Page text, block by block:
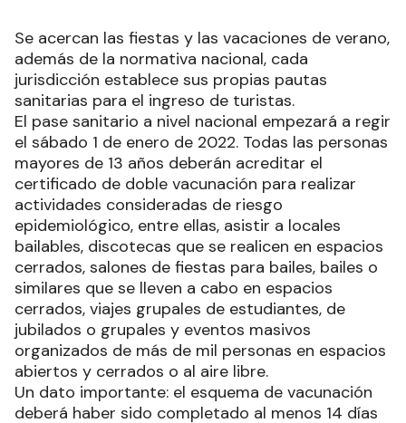
Se acercan las fiestas y las vacaciones de verano,
además de la normativa nacional, cada
jurisdicción establece sus propias pautas
sanitarias para el ingreso de turistas.
El pase sanitario a nivel nacional empezará a regir
el sábado 1 de enero de 2022. Todas las personas
mayores de 13 años deberán acreditar el
certificado de doble vacunación para realizar
actividades consideradas de riesgo
epidemiológico, entre ellas, asistir a locales
bailables, discotecas que se realicen en espacios
cerrados, salones de fiestas para bailes, bailes o
similares que se lleven a cabo en espacios
cerrados, viajes grupales de estudiantes, de
jubilados o grupales y eventos masivos
organizados de más de mil personas en espacios
abiertos y cerrados o al aire libre.
Un dato importante: el esquema de vacunación
deberá haber sido completado al menos 14 días